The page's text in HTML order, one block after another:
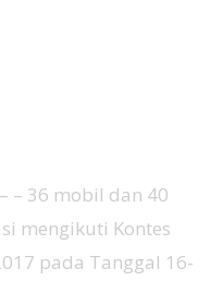
– – 36 mobil dan 40
mengikuti Kontes
pada Tanggal 16-